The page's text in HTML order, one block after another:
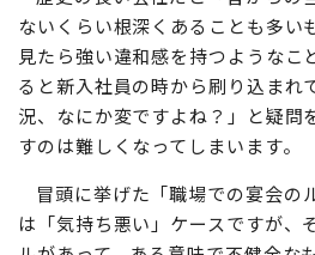
ーマン
歴史の長い会社だと「昔からの
ないくらい根深くあることも多い
見たら強い違和感を持つようなこ
ると新入社員の時から刷り込まれ
況、なにか変ですよね？」と疑
すのは難しくなってしまいます。